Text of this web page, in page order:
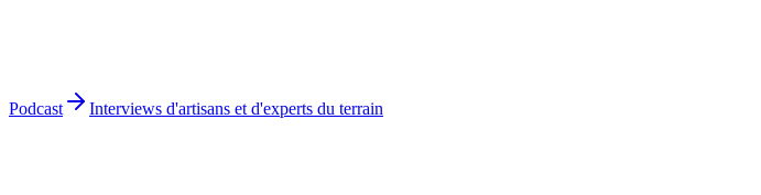
Podcast Interviews d'artisans et d'experts du terrain